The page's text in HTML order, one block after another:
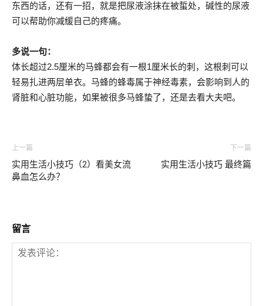
东西的话，还有一招，就是把尿液涂抹在被蜇处，碱性的尿液
可以帮助你减缓自己的疼痛。
多说一句：
体长超过2.5厘米的马蜂都会有一根1厘米长的刺，这根刺可以
轻易扎进两层单衣。马蜂的蜂毒属于神经毒素，会影响到人的
肾脏和心脏功能，如果被很多马蜂蛰了，还是去看大夫吧。
上一篇
实用生活小技巧（2）看美女流
鼻血怎么办？
下一篇
实用生活小技巧 最终篇
留言